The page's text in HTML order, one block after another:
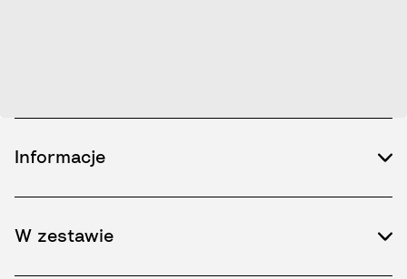
Informacje
W zestawie